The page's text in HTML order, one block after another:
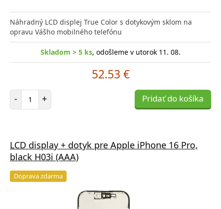
Náhradný LCD displej True Color s dotykovým sklom na
opravu Vášho mobilného telefónu
Skladom > 5 ks, odošleme v utorok 11. 08.
52.53 €
- Počet položiek
+ Pridať do košíka
LCD display + dotyk pre Apple iPhone 16 Pro,
black H03i (AAA)
Doprava zdarma